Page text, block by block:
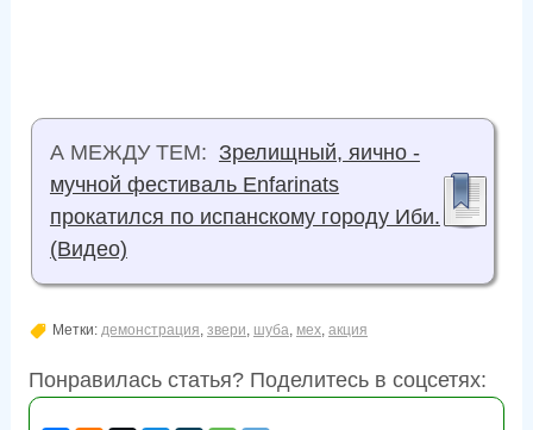
А МЕЖДУ ТЕМ: Зрелищный, яично -
мучной фестиваль Enfarinats
прокатился по испанскому городу Иби.
(Видео)
Метки: демонстрация звери шуба мех, акция
Понравилась статья? Поделитесь в соцсетях: